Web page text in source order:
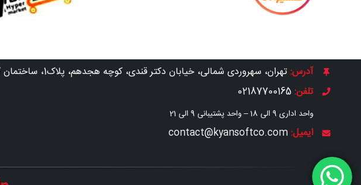
فستیوال
زنجیره‌ای یاران
آدرس:تهران، سهروردی شمالی، خیابان دکتر قندی، کوچه هجدهم، پلاک1، ساختمان کیان
تلفن:02187700165
واحد اداری 9 الی 18 – واحد پشتیبانی 9 الی 21
ایمیل:contact@kyansoftco.com